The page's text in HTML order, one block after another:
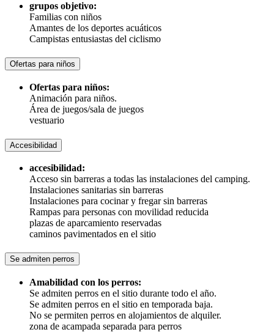
grupos objetivo:
Familias con niños
Amantes de los deportes acuáticos
Campistas entusiastas del ciclismo
Ofertas para niños
Ofertas para niños:
Animación para niños.
Área de juegos/sala de juegos
vestuario
Accesibilidad
accesibilidad:
Acceso sin barreras a todas las instalaciones del camping.
Instalaciones sanitarias sin barreras
Instalaciones para cocinar y fregar sin barreras
Rampas para personas con movilidad reducida
plazas de aparcamiento reservadas
caminos pavimentados en el sitio
Se admiten perros
Amabilidad con los perros:
Se admiten perros en el sitio durante todo el año.
Se admiten perros en el sitio en temporada baja.
No se permiten perros en alojamientos de alquiler.
zona de acampada separada para perros